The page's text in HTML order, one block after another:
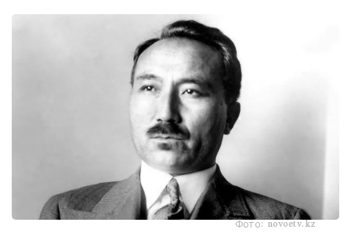
Фото: novoetv.kz